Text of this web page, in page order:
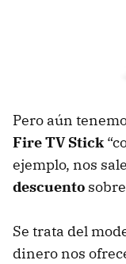
Pero aún
Fire TV Stick
ejemplo, nos
descuento
Se trata del
dinero nos